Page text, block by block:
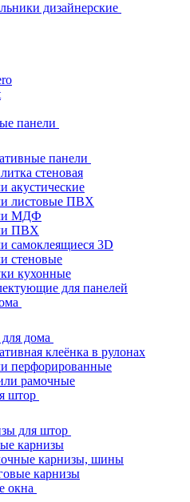
дизайнерские
панели
панели
стеновая
акустические
листовые ПВХ
МДФ
ПВХ
самоклеящиеся 3D
стеновые
кухонные
для панелей
дома
клеёнка в рулонах
перфорированные
рамочные
штор
для штор
карнизы
карнизы, шины
карнизы
окна